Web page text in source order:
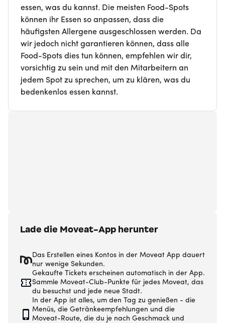
essen, was du kannst. Die meisten Food-Spots
können ihr Essen so anpassen, dass die
häufigsten Allergene ausgeschlossen werden. Da
wir jedoch nicht garantieren können, dass alle
Food-Spots dies tun können, empfehlen wir dir,
vorsichtig zu sein und mit den Mitarbeitern an
jedem Spot zu sprechen, um zu klären, was du
bedenkenlos essen kannst.
Lade die Moveat-App herunter
Das Erstellen eines Kontos in der Moveat App dauert
nur wenige Sekunden.
Gekaufte Tickets erscheinen automatisch in der App.
Sammle Moveat-Club-Punkte für jedes Moveat, das
du besuchst und jede neue Stadt.
In der App ist alles, um den Tag zu genießen - die
Menüs, die Getränkeempfehlungen und die
Moveat-Route, die du je nach Geschmack und